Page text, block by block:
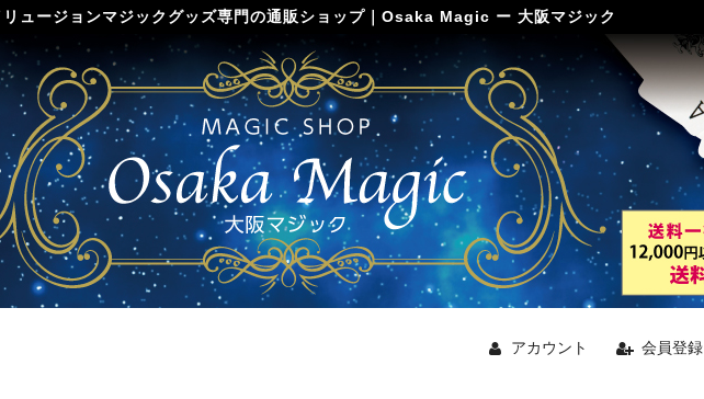
リュージョンマジックグッズ専門の通販ショップ｜Osaka Magic ー 大阪マジック
アカウント 会員登録